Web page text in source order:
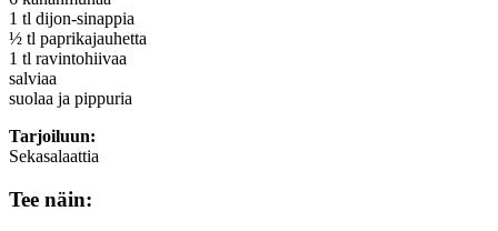
1 tl dijon-sinappia
½ tl paprikajauhetta
1 tl ravintohiivaa
salviaa
suolaa ja pippuria
Tarjoiluun:
Sekasalaattia
Tee näin: